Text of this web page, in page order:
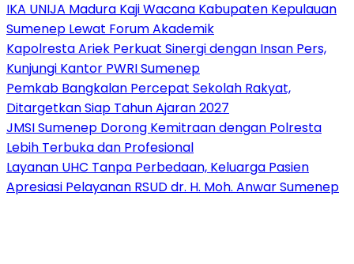
IKA UNIJA Madura Kaji Wacana Kabupaten Kepulauan
Sumenep Lewat Forum Akademik
Kapolresta Ariek Perkuat Sinergi dengan Insan Pers,
Kunjungi Kantor PWRI Sumenep
Pemkab Bangkalan Percepat Sekolah Rakyat,
Ditargetkan Siap Tahun Ajaran 2027
JMSI Sumenep Dorong Kemitraan dengan Polresta
Lebih Terbuka dan Profesional
Layanan UHC Tanpa Perbedaan, Keluarga Pasien
Apresiasi Pelayanan RSUD dr. H. Moh. Anwar Sumenep